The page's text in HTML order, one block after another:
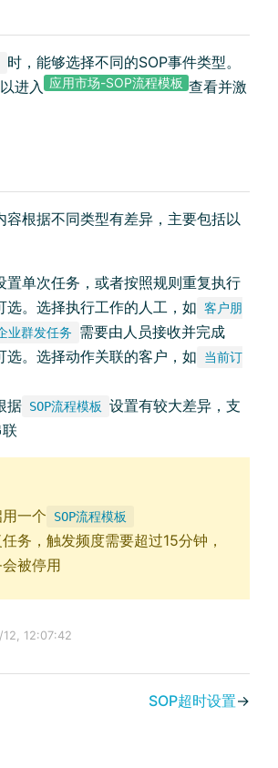
时，能够选择不同的SOP事件类型。
进入 应用市场-SOP流程模板 查看并激
容根据不同类型有差异，主要包括以
置单次任务，或者按照规则重复执行
选。选择执行工作的人工，如 客户朋
业群发任务
需要由人员接收并完成
选。选择动作关联的客户，如
当前订
据 SOP流程模板
设置有较大差异，支
一个 SOP流程模板
务，触发频度需要超过15分钟，
被停用
12:07:42
SOP超时设置→